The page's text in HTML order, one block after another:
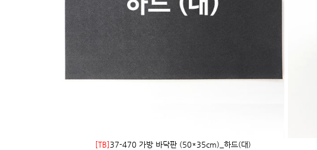
[TB] 37-470 가방 바닥판 (50*35cm)_하드(대)